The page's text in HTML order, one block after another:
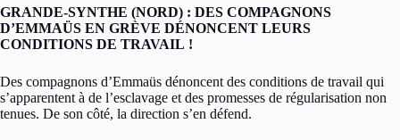
GRANDE-SYNTHE (NORD) : DES COMPAGNONS
D’EMMAÜS EN GRÈVE DÉNONCENT LEURS
CONDITIONS DE TRAVAIL !
Des compagnons d’Emmaüs dénoncent des conditions de travail qui
s’apparentent à de l’esclavage et des promesses de régularisation non
tenues. De son côté, la direction s’en défend.